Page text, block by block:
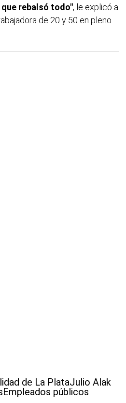
rebalsó todo", le explicó a
de 20 y 50 en pleno
de La PlataJulio Alak
Empleados públicos